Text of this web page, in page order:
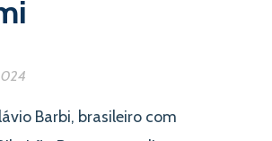
Barbi, brasileiro com